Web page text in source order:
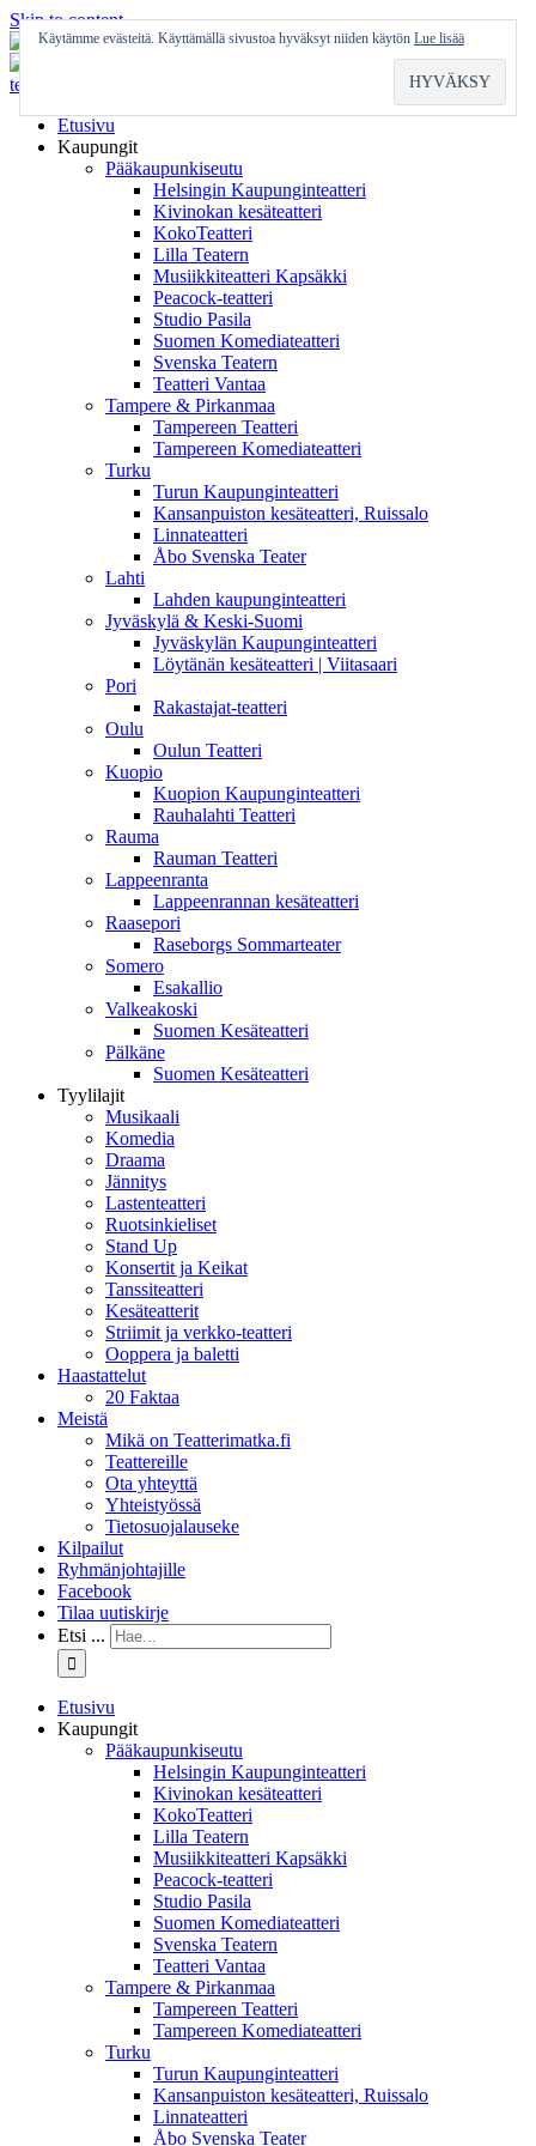
Skip to content
Etusivu
Kaupungit
Pääkaupunkiseutu
Helsingin Kaupunginteatteri
Kivinokan kesäteatteri
KokoTeatteri
Lilla Teatern
Musiikkiteatteri Kapsäkki
Peacock-teatteri
Studio Pasila
Suomen Komediateatteri
Svenska Teatern
Teatteri Vantaa
Tampere & Pirkanmaa
Tampereen Teatteri
Tampereen Komediateatteri
Turku
Turun Kaupunginteatteri
Kansanpuiston kesäteatteri, Ruissalo
Linnateatteri
Åbo Svenska Teater
Lahti
Lahden kaupunginteatteri
Jyväskylä & Keski-Suomi
Jyväskylän Kaupunginteatteri
Löytänän kesäteatteri | Viitasaari
Pori
Rakastajat-teatteri
Oulu
Oulun Teatteri
Kuopio
Kuopion Kaupunginteatteri
Rauhalahti Teatteri
Rauma
Rauman Teatteri
Lappeenranta
Lappeenrannan kesäteatteri
Raasepori
Raseborgs Sommarteater
Somero
Esakallio
Valkeakoski
Suomen Kesäteatteri
Pälkäne
Suomen Kesäteatteri
Tyylilajit
Musikaali
Komedia
Draama
Jännitys
Lastenteatteri
Ruotsinkieliset
Stand Up
Konsertit ja Keikat
Tanssiteatteri
Kesäteatterit
Striimit ja verkko-teatteri
Ooppera ja baletti
Haastattelut
20 Faktaa
Meistä
Mikä on Teatterimatka.fi
Teattereille
Ota yhteyttä
Yhteistyössä
Tietosuojalauseke
Kilpailut
Ryhmänjohtajille
Facebook
Tilaa uutiskirje
Etsi ...
Etusivu
Kaupungit
Pääkaupunkiseutu
Helsingin Kaupunginteatteri
Kivinokan kesäteatteri
KokoTeatteri
Lilla Teatern
Musiikkiteatteri Kapsäkki
Peacock-teatteri
Studio Pasila
Suomen Komediateatteri
Svenska Teatern
Teatteri Vantaa
Tampere & Pirkanmaa
Tampereen Teatteri
Tampereen Komediateatteri
Turku
Turun Kaupunginteatteri
Kansanpuiston kesäteatteri, Ruissalo
Linnateatteri
Åbo Svenska Teater
Käytämme evästeitä. Käyttämällä sivustoa hyväksyt niiden käytön Lue lisää